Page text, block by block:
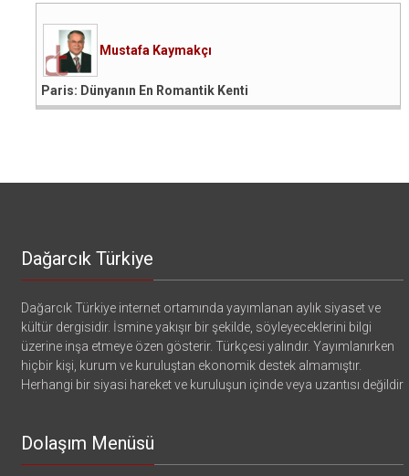
Mustafa Kaymakçı
Paris: Dünyanın En Romantik Kenti
Dağarcık Türkiye
Dağarcık Türkiye internet ortamında yayımlanan aylık siyaset ve
kültür dergisidir. İsmine yakışır bir şekilde, söyleyeceklerini bilgi
üzerine inşa etmeye özen gösterir. Türkçesi yalındır. Yayımlanırken
hiçbir kişi, kurum ve kuruluştan ekonomik destek almamıştır.
Herhangi bir siyasi hareket ve kuruluşun içinde veya uzantısı değildir
Dolaşım Menüsü